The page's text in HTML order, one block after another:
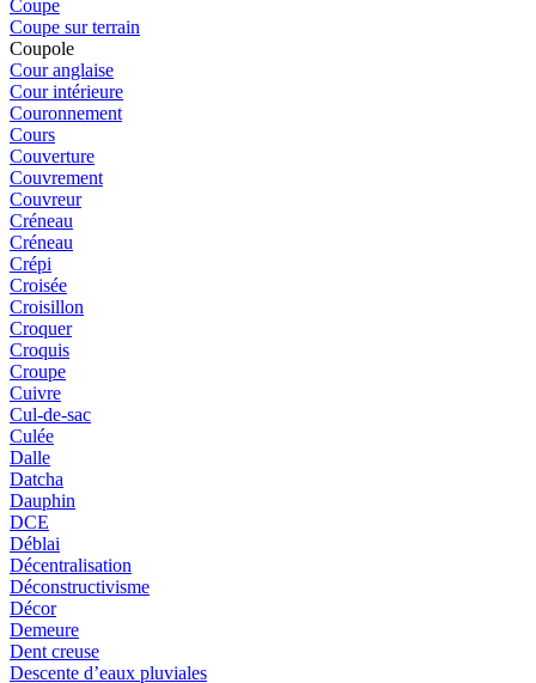
Coupe
Coupe sur terrain
Coupole
Cour anglaise
Cour intérieure
Couronnement
Cours
Couverture
Couvrement
Couvreur
Créneau
Créneau
Crépi
Croisée
Croisillon
Croquer
Croquis
Croupe
Cuivre
Cul-de-sac
Culée
Dalle
Datcha
Dauphin
DCE
Déblai
Décentralisation
Déconstructivisme
Décor
Demeure
Dent creuse
Descente d’eaux pluviales